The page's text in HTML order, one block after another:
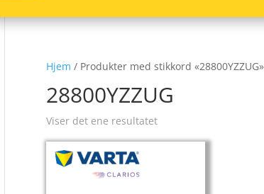
Hjem / Produkter med stikkord «28800YZZUG»
28800YZZUG
Viser det ene resultatet